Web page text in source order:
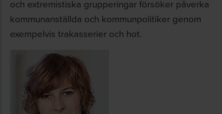
och extremistiska grupperingar försöker påverka
kommunanställda och kommunpolitiker genom
exempelvis trakasserier och hot.